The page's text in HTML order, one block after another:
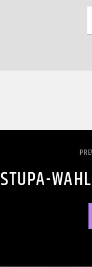
STUPA-